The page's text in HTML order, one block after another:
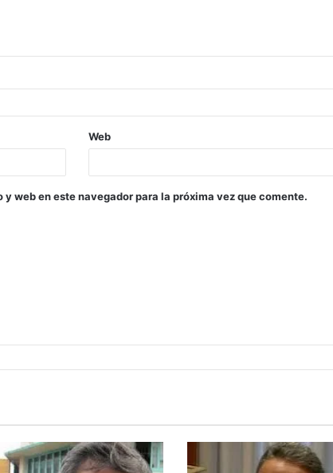
Web
web en este navegador para la próxima vez que comente.